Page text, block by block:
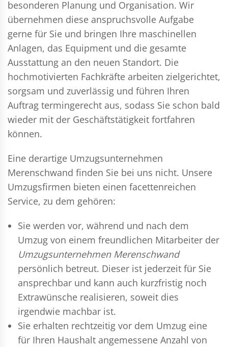
besonderen Planung und Organisation. Wir
übernehmen diese anspruchsvolle Aufgabe
gerne für Sie und bringen Ihre maschinellen
Anlagen, das Equipment und die gesamte
Ausstattung an den neuen Standort. Die
hochmotivierten Fachkräfte arbeiten zielgerichtet,
sorgsam und zuverlässig und führen Ihren
Auftrag termingerecht aus, sodass Sie schon bald
wieder mit der Geschäftstätigkeit fortfahren
können.
Eine derartige Umzugsunternehmen
Merenschwand finden Sie bei uns nicht. Unsere
Umzugsfirmen bieten einen facettenreichen
Service, zu dem gehören:
Sie werden vor, während und nach dem
Umzug von einem freundlichen Mitarbeiter der
Umzugsunternehmen Merenschwand
persönlich betreut. Dieser ist jederzeit für Sie
ansprechbar und kann auch kurzfristig noch
Extrawünsche realisieren, soweit dies
irgendwie machbar ist.
Sie erhalten rechtzeitig vor dem Umzug eine
für Ihren Haushalt angemessene Anzahl von